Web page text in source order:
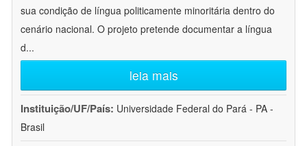
sua condição de língua politicamente minoritária dentro do
cenário nacional. O projeto pretende documentar a língua
d...
leia mais
Instituição/UF/País: Universidade Federal do Pará - PA -
Brasil